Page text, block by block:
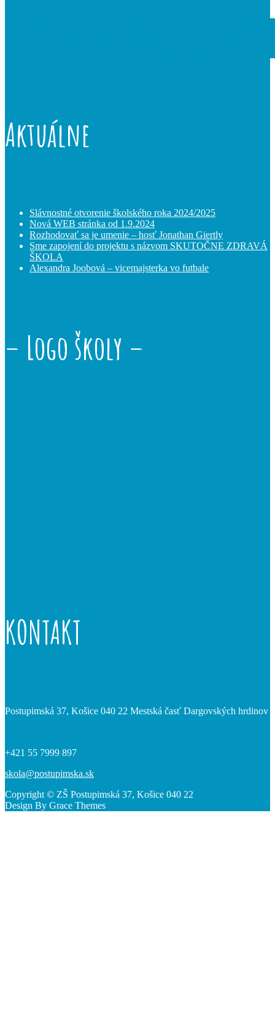
Aktuálne
Slávnostné otvorenie školského roka 2024/2025
Nová WEB stránka od 1.9.2024
Rozhodovať sa je umenie – hosť Jonathan Giertly
Sme zapojení do projektu s názvom SKUTOČNE ZDRAVÁ
ŠKOLA
Alexandra Joobová – vicemajsterka vo futbale
– Logo školy –
KONTAKT
Postupimská 37, Košice 040 22 Mestská časť Dargovských hrdinov
+421 55 7999 897
skola@postupimska.sk
Copyright © ZŠ Postupimská 37, Košice 040 22
Design By Grace Themes